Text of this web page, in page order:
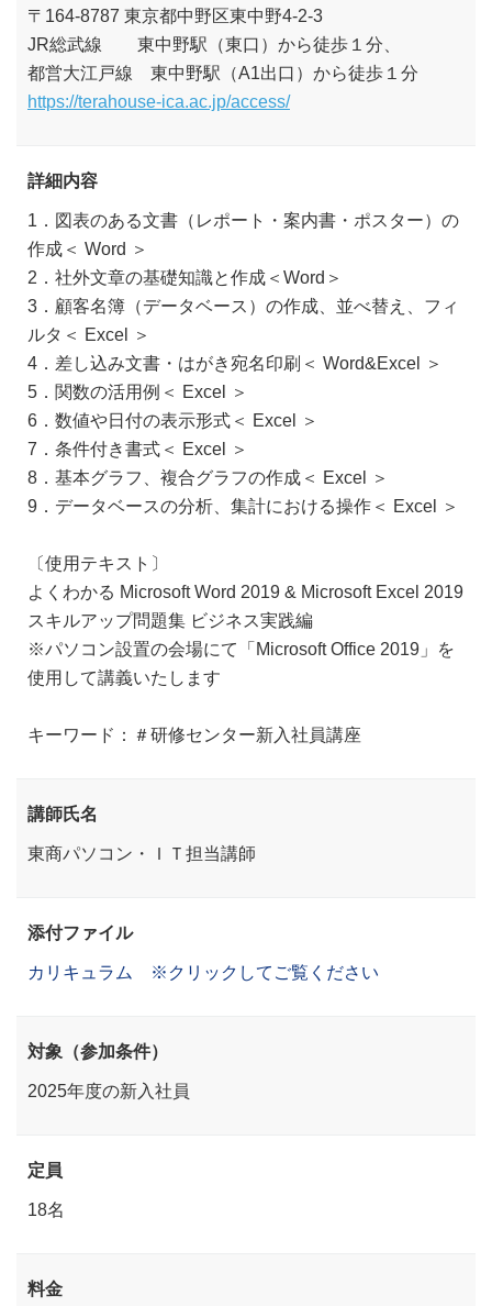
〒164-8787 東京都中野区東中野4-2-3
JR総武線 東中野駅（東口）から徒歩１分、
都営大江戸線 東中野駅（A1出口）から徒歩１分
https://terahouse-ica.ac.jp/access/
詳細内容
1．図表のある文書（レポート・案内書・ポスター）の
作成＜ Word ＞
2．社外文章の基礎知識と作成＜Word＞
3．顧客名簿（データベース）の作成、並べ替え、フィ
ルタ＜ Excel ＞
4．差し込み文書・はがき宛名印刷＜ Word&Excel ＞
5．関数の活用例＜ Excel ＞
6．数値や日付の表示形式＜ Excel ＞
7．条件付き書式＜ Excel ＞
8．基本グラフ、複合グラフの作成＜ Excel ＞
9．データベースの分析、集計における操作＜ Excel ＞
〔使用テキスト〕
よくわかる Microsoft Word 2019 & Microsoft Excel 2019
スキルアップ問題集 ビジネス実践編
※パソコン設置の会場にて「Microsoft Office 2019」を
使用して講義いたします
キーワード：＃研修センター新入社員講座
講師氏名
東商パソコン・ＩＴ担当講師
添付ファイル
カリキュラム ※クリックしてご覧ください
対象（参加条件）
2025年度の新入社員
定員
18名
料金